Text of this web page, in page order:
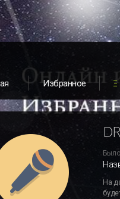
Избранное
На